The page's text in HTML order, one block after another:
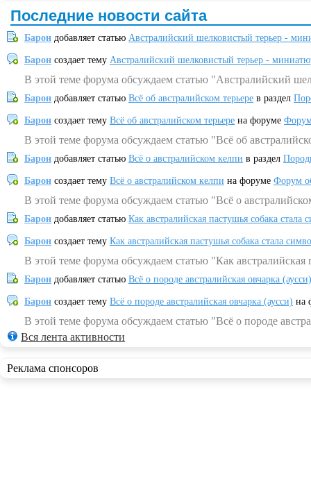
Последние новости сайта
Барон добавляет статью Австралийский шелковистый терьер -
Барон создает тему Австралийский шелковистый терьер -
В этой теме форума обсуждаем статью "Австралийский
Барон добавляет статью Всё об австралийском терьере в раздел
Барон создает тему Всё об австралийском терьере на форуме
В этой теме форума обсуждаем статью "Всё об
Барон добавляет статью Всё о австралийском келпи в раздел
Барон создает тему Всё о австралийском келпи на форуме Форум
В этой теме форума обсуждаем статью "Всё о
Барон добавляет статью Как австралийская пастушья собака
Барон создает тему Как австралийская пастушья собака стала
В этой теме форума обсуждаем статью "Как
Барон добавляет статью Всё о породе австралийская овчарка (аусси)
Барон создает тему Всё о породе австралийская овчарка (аусси) на
В этой теме форума обсуждаем статью "Всё о породе
Вся лента активности
Реклама спонсоров